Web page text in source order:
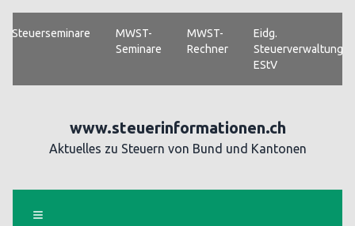
Steuerseminare
MWST-
Seminare
MWST-
Rechner
Eidg.
Steuerverwaltung
EStV
www.steuerinformationen.ch
Aktuelles zu Steuern von Bund und Kantonen